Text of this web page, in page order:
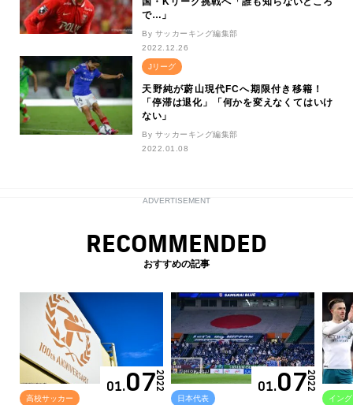
で…」
By サッカーキング編集部
2022.12.26
Jリーグ
天野純が蔚山現代FCへ期限付き移籍！
「停滞は退化」「何かを変えなくてはいけ
ない」
By サッカーキング編集部
2022.01.08
ADVERTISEMENT
RECOMMENDED
おすすめの記事
01.072022
高校サッカー
01.072022
日本代表 イン